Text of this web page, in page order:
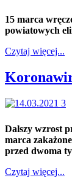
15 marca
powiatowych
Czytaj więcej...
Dalszy wzrost
marca
przed dwoma
Czytaj więcej...